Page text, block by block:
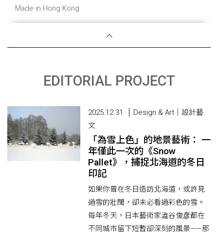
Made in Hong Kong
EDITORIAL PROJECT
2025.12.31
Design & Art｜設計藝
文
「為雪上色」的地景藝術： 一
年僅此一次的《Snow
Pallet》，捕捉北海道的冬日
印記
如果你曾在冬日造訪北海道，或許見
過雪的壯闊，卻未必看過彩色的雪。
每年冬天，日本藝術家澁谷俊彦都在
不同城市留下短暫卻深刻的風景——那